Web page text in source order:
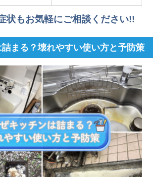
状もお気軽にご相談ください!!
まる？壊れやすい使い方と予防策